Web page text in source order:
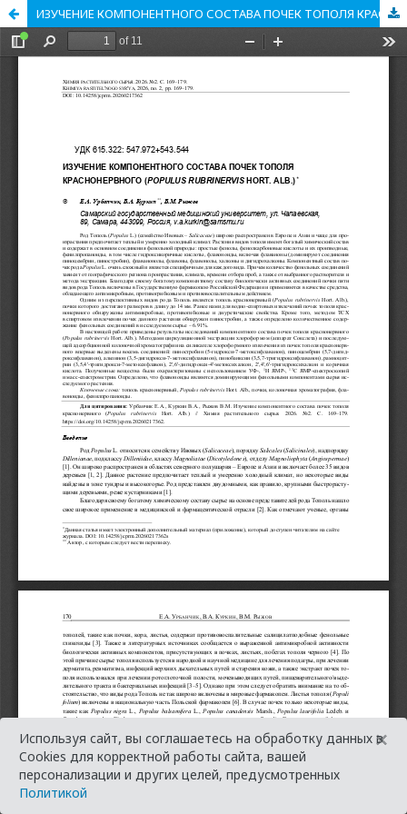
ИЗУЧЕНИЕ КОМПОНЕНТНОГО СОСТАВА ПОЧЕК ТОПОЛЯ КРАСНОНЕРВНОГО (POPULUS RUBRINERVIS HORT. ALB.)
Используя сайт, вы соглашаетесь на обработку данных в
Cookies для корректной работы сайта, вашей
персонализации и других целей, предусмотренных
Политикой
×